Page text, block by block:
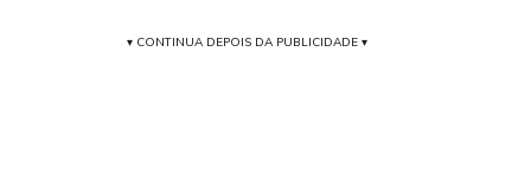
▾ CONTINUA DEPOIS DA PUBLICIDADE ▾